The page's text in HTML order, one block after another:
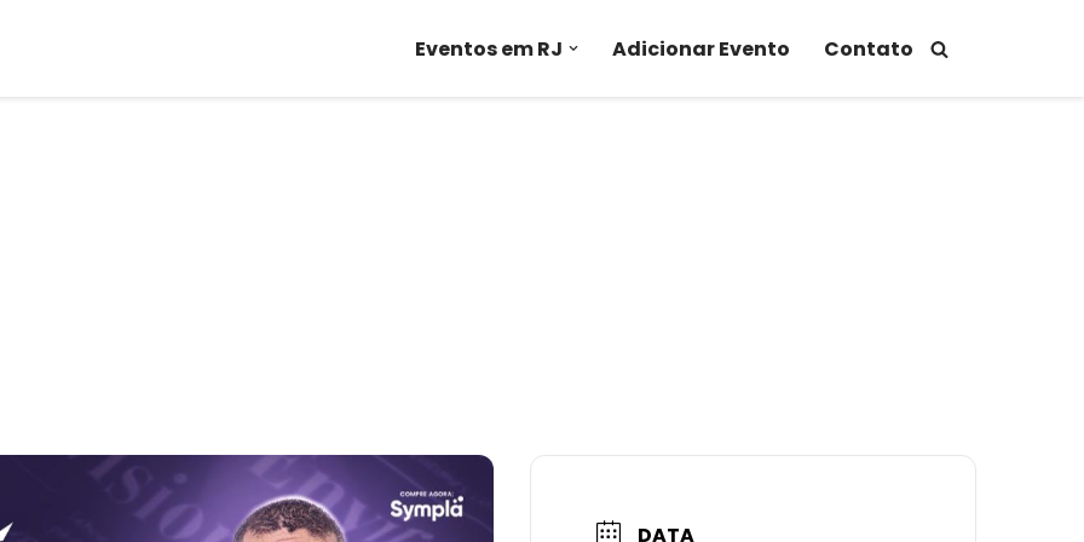
Eventos em RJ Adicionar Evento Contato
DATA